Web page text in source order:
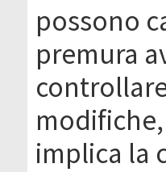
possono
premura
modifiche,
implica la